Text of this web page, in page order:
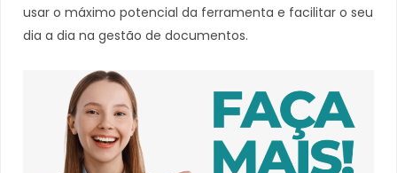
usar o máximo potencial da ferramenta e facilitar o seu
dia a dia na gestão de documentos.